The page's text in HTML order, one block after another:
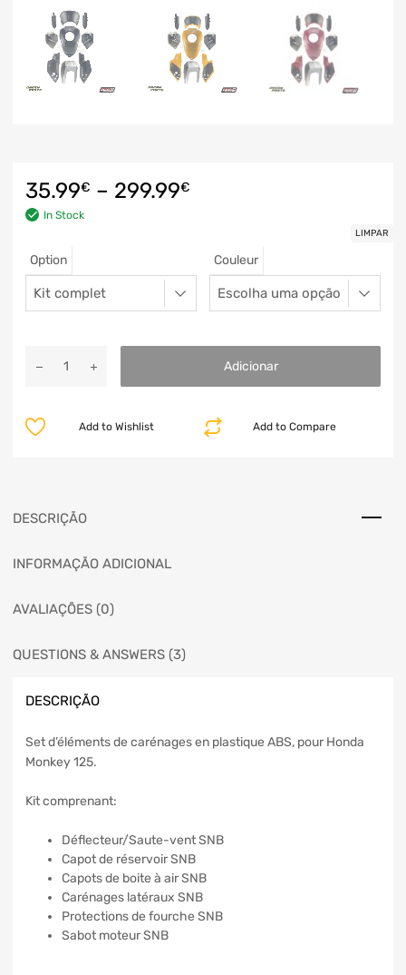
35.99€ – 299.99€
In Stock
Option Couleur
LIMPAR
Adicionar
Add to Compare
Add to Wishlist
DESCRIÇÃO
INFORMAÇÃO ADICIONAL
AVALIAÇÕES (0)
QUESTIONS & ANSWERS (3)
DESCRIÇÃO
Set d’éléments de carénages en plastique ABS, pour Honda
Monkey 125.
Kit comprenant:
Déflecteur/Saute-vent SNB
Capot de réservoir SNB
Capots de boite à air SNB
Carénages latéraux SNB
Protections de fourche SNB
Sabot moteur SNB